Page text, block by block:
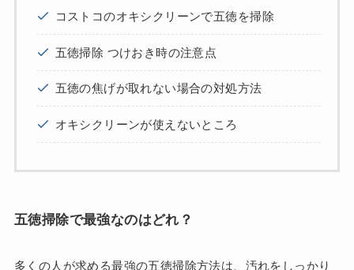
コストコのオキシクリーンで五徳を掃除
五徳掃除 つけおき時の注意点
五徳の焦げが取れない場合の対処方法
オキシクリーンが使えないところ
五徳掃除で最強なのはどれ？
多くの人が求める最強の五徳掃除方法は、汚れをしっかり